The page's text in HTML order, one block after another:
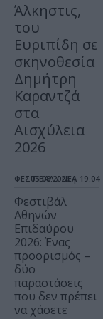
Άλκηστις,
του
Ευριπίδη σε
σκηνοθεσία
Δημήτρη
Καραντζά
στα
Αισχύλεια
2026
ΦΕΣΤΙΒΑΛ / ΝΕΑ
05.08.2026 | 19.04
Φεστιβάλ
Αθηνών
Επιδαύρου
2026: Ένας
προορισμός –
δύο
παραστάσεις
που δεν πρέπει
να χάσετε